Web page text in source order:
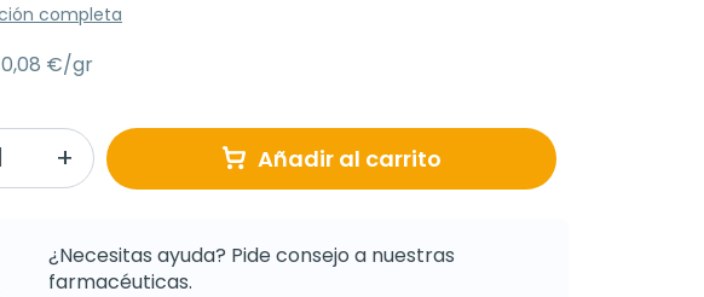
completa
0,08 €/gr
Añadir al carrito
¿Necesitas ayuda? Pide consejo a nuestras
farmacéuticas.